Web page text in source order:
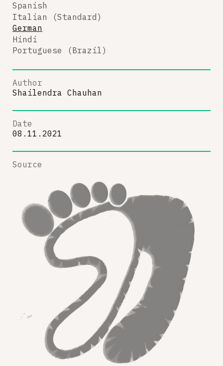
Spanish
Italian (Standard)
German
Hindi
Portuguese (Brazil)
Author
Shailendra Chauhan
Date
08.11.2021
Source